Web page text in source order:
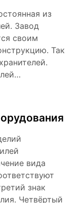
из
Завод
своим
Так
вида
знак
Четвёртый